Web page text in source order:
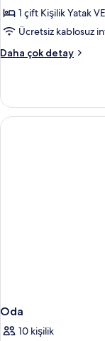
tüm
fotoğrafları
görün
1 çift Kişilik Yatak
Ücretsiz kablosuz
Daha çok detay
Executive
daha
fazla
detay
Oda
10 kişilik